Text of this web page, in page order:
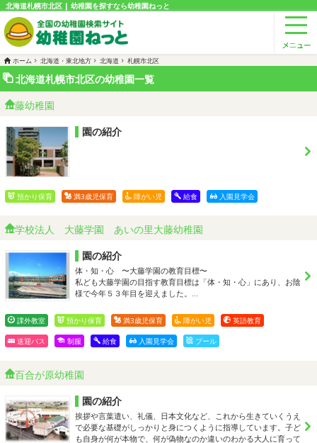
北海道札幌市北区 | 幼稚園を探すなら幼稚園ねっと
ホーム 北海道・東北地方 北海道 札幌市北区
北海道札幌市北区の幼稚園一覧
藤幼稚園
園の紹介
預かり保育 満3歳児保育 障がい児 給食 入園見学会
学校法人 大藤学園 あいの里大藤幼稚園
園の紹介
体・知・心 〜大藤学園の教育目標〜
私ども大藤学園の目指す教育目標は「体・知・心」にあり、お陰
様で今年５３年目を迎えました。…
課外教室 預かり保育 満3歳児保育 障がい児 英語教育
送迎バス 制服 給食 入園見学会 プール
百合が原幼稚園
園の紹介
挨拶や言葉遣い、礼儀、日本文化など、これから生きていくうえ
で必要な基礎がしっかりと身につくように指導しています。子ど
も自身が何が本物で、何が偽物なのか違いのわかる大人に育って